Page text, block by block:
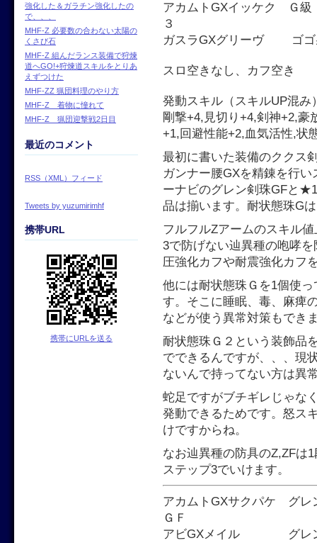
強化した＆ガラチン強化したの
で、、、
MHF-Z 必要数の合わない太陽の
くさび石
MHF-Z 組んだランス装備で狩煉
道へGO!+狩煉道スキルをとりあ
えずつけた
MHF-ZZ 猟団料理のやり方
MHF-Z 着物に憧れて
MHF-Z 猟団迎撃戦2日目
最近のコメント
RSS（XML）フィード
Tweets by yuzumirimhf
携帯URL
携帯にURLを送る
アカムトGXイッケク Ｇ級
３
ガスラGXグリーヴ ゴゴ
スロ空きなし、カフ空き
発動スキル（スキルUP混み
剛撃+4,見切り+4,剣神+2,豪
+1,回避性能+2,血気活性,状
最初に書いた装備のククス
ガンナー腰GXを精錬を行
ーナビのグレン剣珠GFと
品は揃います。耐状態珠G
フルフルZアームのスキル
3で防げない辿異種の咆哮
圧強化カフや耐震強化カフ
他には耐状態珠Ｇを1個使
す。そこに睡眠、毒、麻痺
などが使う異常対策もでき
耐状態珠Ｇ２という装飾品
でできるんですが、、、現
ないんで持ってない方は異
蛇足ですがブチギレじゃな
発動できるためです。怒ス
けですからね。
なお辿異種の防具のZ,ZFは
ステップ3でいけます。
アカムトGXサクパケ グレ
ＧＦ
アビGXメイル グレン剣